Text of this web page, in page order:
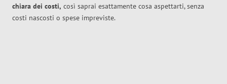
chiara dei costi, così saprai esattamente cosa aspettarti, senza
costi nascosti o spese impreviste.